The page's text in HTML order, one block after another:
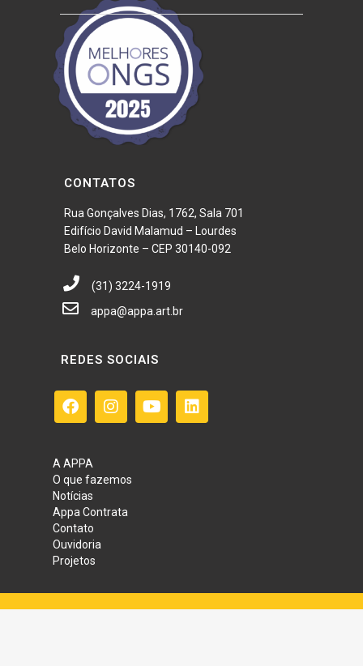
CONTATOS
Rua Gonçalves Dias, 1762, Sala 701
Edifício David Malamud – Lourdes
Belo Horizonte – CEP 30140-092
(31) 3224-1919
appa@appa.art.br
REDES SOCIAIS
A APPA
O que fazemos
Notícias
Appa Contrata
Contato
Ouvidoria
Projetos